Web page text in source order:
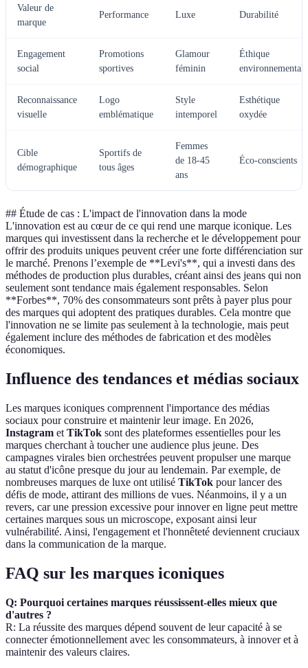
Valeur de
marque
Performance Luxe Durabilité
Engagement
social
Promotions
sportives
Glamour
féminin
Éthique
environnementale
Reconnaissance
visuelle
Logo
emblématique
Style
intemporel
Esthétique
oxydée
Cible
démographique
Sportifs de
tous âges
Femmes
de 18-45
ans
Éco-conscients
## Étude de cas : L'impact de l'innovation dans la mode
L'innovation est au cœur de ce qui rend une marque iconique. Les
marques qui investissent dans la recherche et le développement pour
offrir des produits uniques peuvent créer une forte différenciation sur
le marché. Prenons l’exemple de **Levi's**, qui a investi dans des
méthodes de production plus durables, créant ainsi des jeans qui non
seulement sont tendance mais également responsables. Selon
**Forbes**, 70% des consommateurs sont prêts à payer plus pour
des marques qui adoptent des pratiques durables. Cela montre que
l'innovation ne se limite pas seulement à la technologie, mais peut
également inclure des méthodes de fabrication et des modèles
économiques.
Influence des tendances et médias sociaux
Les marques iconiques comprennent l'importance des médias
sociaux pour construire et maintenir leur image. En 2026,
Instagram et TikTok sont des plateformes essentielles pour les
marques cherchant à toucher une audience plus jeune. Des
campagnes virales bien orchestrées peuvent propulser une marque
au statut d'icône presque du jour au lendemain. Par exemple, de
nombreuses marques de luxe ont utilisé TikTok pour lancer des
défis de mode, attirant des millions de vues. Néanmoins, il y a un
revers, car une pression excessive pour innover en ligne peut mettre
certaines marques sous un microscope, exposant ainsi leur
vulnérabilité. Ainsi, l'engagement et l'honnêteté deviennent cruciaux
dans la communication de la marque.
FAQ sur les marques iconiques
Q: Pourquoi certaines marques réussissent-elles mieux que
d'autres ?
R: La réussite des marques dépend souvent de leur capacité à se
connecter émotionnellement avec les consommateurs, à innover et à
maintenir des valeurs claires.